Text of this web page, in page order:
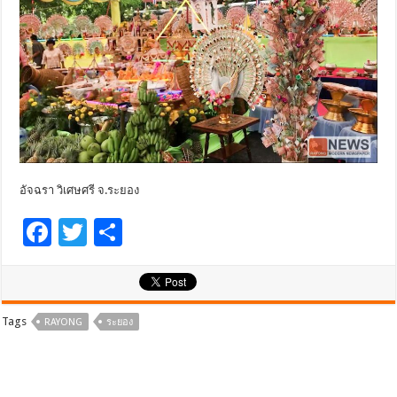
อัจฉรา วิเศษศรี จ.ระยอง
F
b
T
er
ar
e
Tags RAYONG ระยอง